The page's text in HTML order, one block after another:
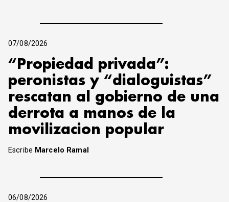
07/08/2026
“Propiedad privada”:
peronistas y “dialoguistas”
rescatan al gobierno de una
derrota a manos de la
movilizacion popular
Escribe Marcelo Ramal
06/08/2026